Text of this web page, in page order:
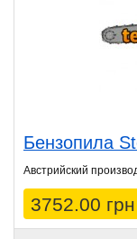
Бензопила
Австрийский
3752.00 грн